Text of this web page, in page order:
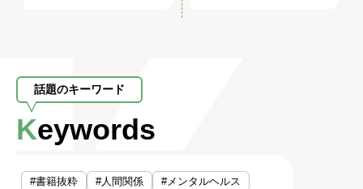
話題のキーワード
Keywords
#書籍抜粋 #人間関係
#メンタルヘルス